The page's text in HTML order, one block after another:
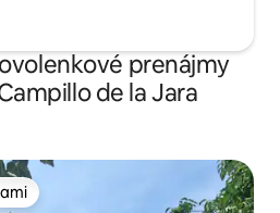
prenájmy
de la Jara